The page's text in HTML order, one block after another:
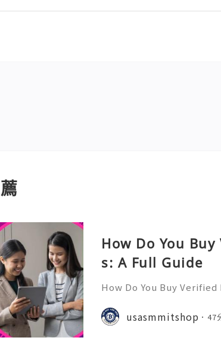
How Do You
s: A Full Guide
How Do You Buy Verified
orms, used by
usinesses, and organiza
usasmmitshop 47